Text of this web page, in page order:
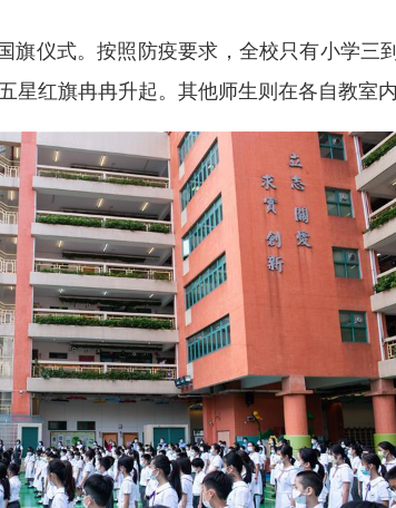
仪式。按照防疫要求，全校只有小学三
红旗冉冉升起。其他师生则在各自教室内